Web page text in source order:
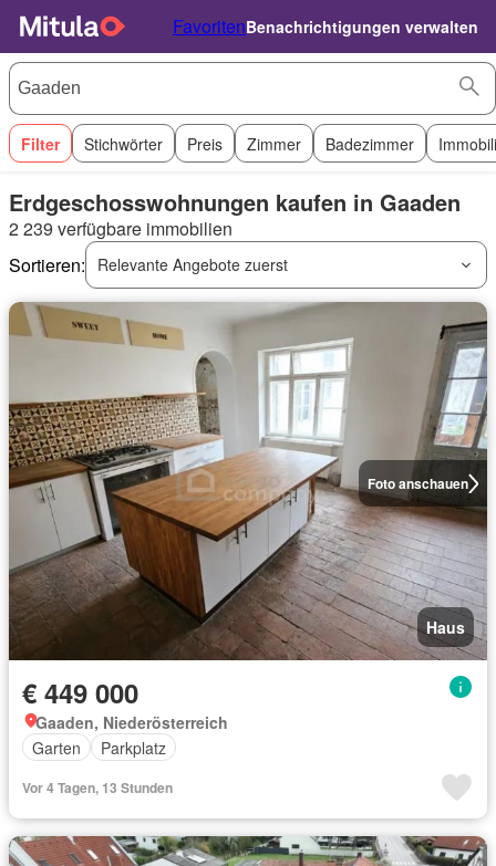
FavoritenBenachrichtigungen verwalten
Filter Stichwörter Preis Zimmer Badezimmer
Erdgeschosswohnungen kaufen in Gaaden
2 239 verfügbare immobilien
Sortieren:
Relevante Angebote zuerst
Foto anschauen
Haus
€ 449 000
Gaaden, Niederösterreich
Garten
Parkplatz
Vor 4 Tagen, 13 Stunden